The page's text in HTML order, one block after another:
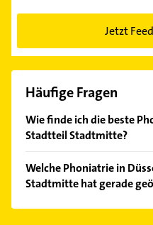
Jetzt
Häufige Fragen
Wie finde ich die beste
Stadtteil Stadtmitte?
Kundenmeinungen und
Empfehlungen. Die
einfach nach
Welche Phoniatrie in
Stadtmitte hat gerade
Im Anbieter-Bereich